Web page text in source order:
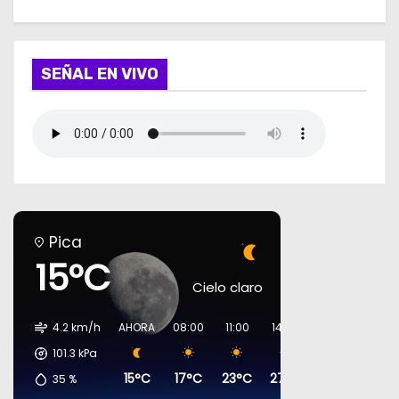
SEÑAL EN VIVO
Pica
15°C Cielo claro
4.2 km/h
101.3 kPa
35 %
AHORA
15°C
08:00
17°C
11:00
23°C
14:00
27°C